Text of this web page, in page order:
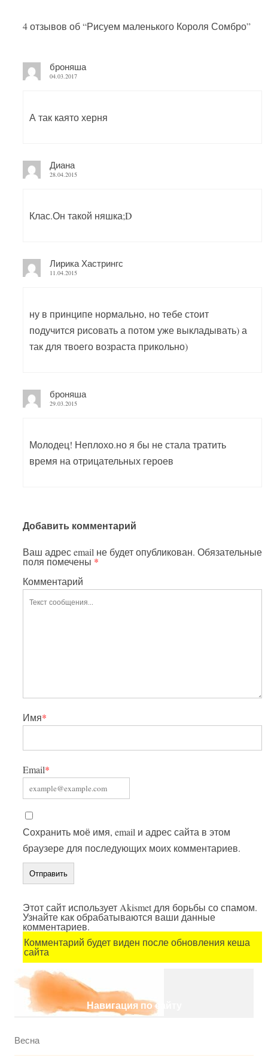
4 отзывов об “Рисуем маленького Короля Сомбро”
броняша
04.03.2017
А так каято херня
Диана
28.04.2015
Клас.Он такой няшка;D
Лирика Хастрингс
11.04.2015
ну в принципе нормально, но тебе стоит
подучится рисовать а потом уже выкладывать) а
так для твоего возраста прикольно)
броняша
29.03.2015
Молодец! Неплохо.но я бы не стала тратить
время на отрицательных героев
Добавить комментарий
Ваш адрес email не будет опубликован. Обязательные
поля помечены *
Комментарий
Имя*
Email*
Сохранить моё имя, email и адрес сайта в этом
браузере для последующих моих комментариев.
Этот сайт использует Akismet для борьбы со спамом.
Узнайте как обрабатываются ваши данные
комментариев.
Комментарий будет виден после обновления кеша
сайта
Навигация по сайту
Весна